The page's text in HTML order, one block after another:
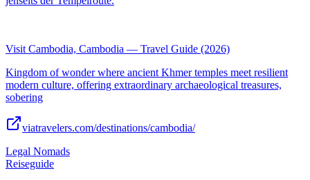
Visit Cambodia, Cambodia — Travel Guide (2026)
Kingdom of wonder where ancient Khmer temples meet resilient
modern culture, offering extraordinary archaeological treasures,
sobering
viatravelers.com/destinations/cambodia/
Legal Nomads
Reiseguide